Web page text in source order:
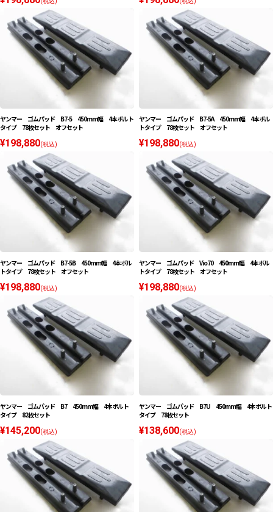
ヤンマー ゴムパッド B7-5 450mm幅 4本ボルト
タイプ 78枚セット オフセット
¥198,880(税込)
ヤンマー ゴムパッド B7-5A 450mm幅 4本ボル
トタイプ 78枚セット オフセット
¥198,880(税込)
ヤンマー ゴムパッド B7-5B 450mm幅 4本ボル
トタイプ 78枚セット オフセット
¥198,880(税込)
ヤンマー ゴムパッド Vio70 450mm幅 4本ボル
トタイプ 78枚セット オフセット
¥198,880(税込)
ヤンマー ゴムパッド B7 450mm幅 4本ボルト
タイプ 82枚セット
¥145,200(税込)
ヤンマー ゴムパッド B7U 450mm幅 4本ボルト
タイプ 78枚セット
¥138,600(税込)